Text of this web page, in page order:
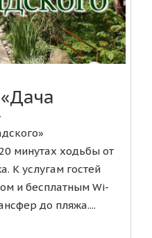
минутах ходьбы от
К услугам гостей
и бесплатным Wi-
до пляжа....